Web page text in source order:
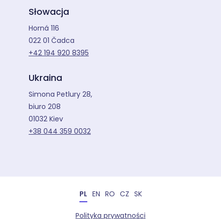
Słowacja
Horná 116
022 01 Čadca
+42 194 920 8395
Ukraina
Simona Petlury 28,
biuro 208
01032 Kiev
+38 044 359 0032
PL EN RO CZ SK
Polityka prywatności